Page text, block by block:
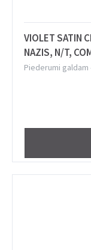
VIOLET SATIN
NAZIS, N/T,
Piederumi galdam